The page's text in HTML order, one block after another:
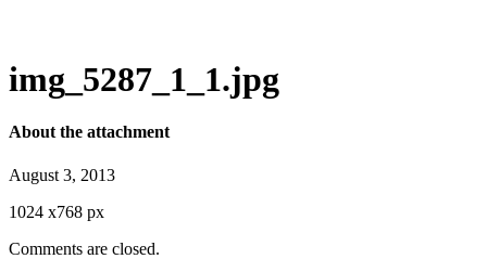
img_5287_1_1.jpg
About the attachment
August 3, 2013
1024 x768 px
Comments are closed.